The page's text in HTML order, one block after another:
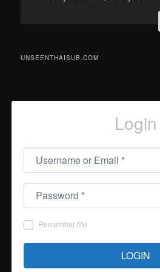
UNSEENTHAISUB.COM
Login
Username or Email
Password
Remember Me
LOGIN